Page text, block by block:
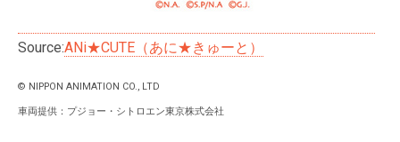
Source:ANi★CUTE（あに★きゅーと）
© NIPPON ANIMATION CO., LTD
車両提供：プジョー・シトロエン東京株式会社